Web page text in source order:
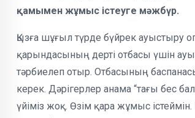
қамымен жұмыс істеуге мәжбүр.
Қызға шұғыл түрде бүйрек
қарындасының дерті отбасы үшін
тәрбиелеп отыр. Отбасының
керек. Дәрігерлер анама “тағы бес
үйіміз жоқ. Өзім қара жұмыс